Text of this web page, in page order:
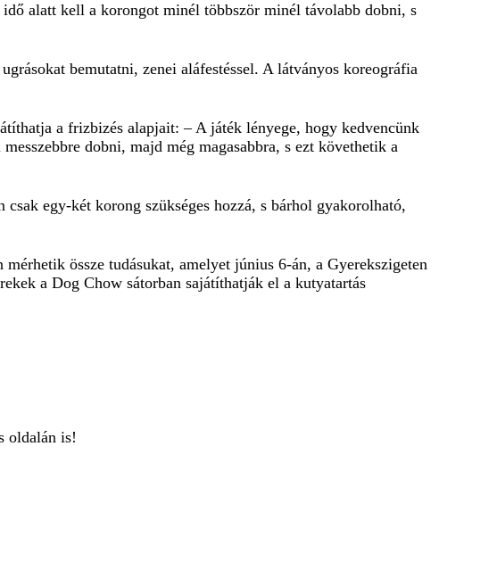
alatt kell a korongot minél többször minél távolabb dobni, s
bemutatni, zenei aláfestéssel. A látványos koreográfia
a frizbizés alapjait: – A játék lényege, hogy kedvencünk
dobni, majd még magasabbra, s ezt követhetik a
egy-két korong szükséges hozzá, s bárhol gyakorolható,
mérhetik össze tudásukat, amelyet június 6-án, a Gyerekszigeten
a Dog Chow sátorban sajátíthatják el a kutyatartás
oldalán is!